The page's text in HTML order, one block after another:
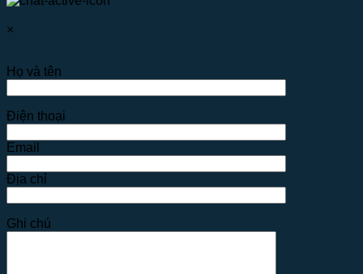
×
Họ và tên
Điện thoại
Email
Địa chỉ
Ghi chú